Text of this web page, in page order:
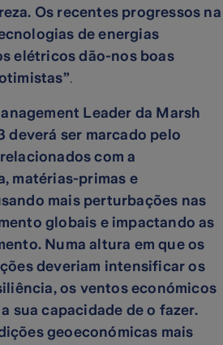
Os recentes progressos na
de energias
elétricos dão-nos boas
.
Leader da Marsh
deverá ser marcado pelo
com a
matérias-primas e
mais perturbações nas
globais e impactando as
Numa altura em que os
deveriam intensificar os
os ventos económicos
sua capacidade de o fazer.
geoeconómicas mais